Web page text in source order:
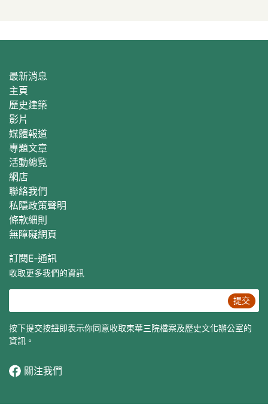
最新消息
主頁
歷史建築
影片
媒體報道
專題文章
活動總覧
網店
聯絡我們
私隱政策聲明
條款細則
無障礙網頁
訂閱E‐通訊
收取更多我們的資訊
提交
按下提交按鈕即表示你同意收取東華三院檔案及歷史文化辦公室的
資訊。
關注我們